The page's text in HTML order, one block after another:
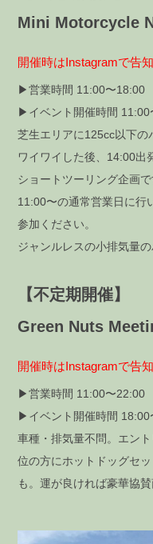
Mini Motorcycle
開催時はInstagramで告
▶営業時間 11:00〜18:00
▶イベント開催時間 11:00
芝生エリアに125cc以下の
ワイワイした後、14:00出
ショートツーリング企画で
11:00〜の通常営業日に行
参加ください。
ジャンルレスの小排気量
【不定期開催】
Green Nuts
開催時はInstagramで告
▶営業時間 11:00〜22:00
▶イベント開催時間 18:00
車種・排気量不問。エン
位の方にホットドッグセ
も。運が良ければ豪華協